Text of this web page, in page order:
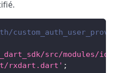
src/modules/
rxdart.dart' ;